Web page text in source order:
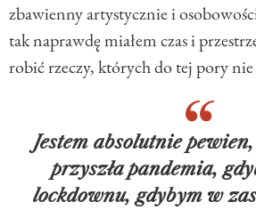
zbawienny artystycznie i
tak naprawdę miałem czas i
robić rzeczy, których do tej pory
Jestem absolutnie
przyszła pandemia,
lockdownu, gdybym w